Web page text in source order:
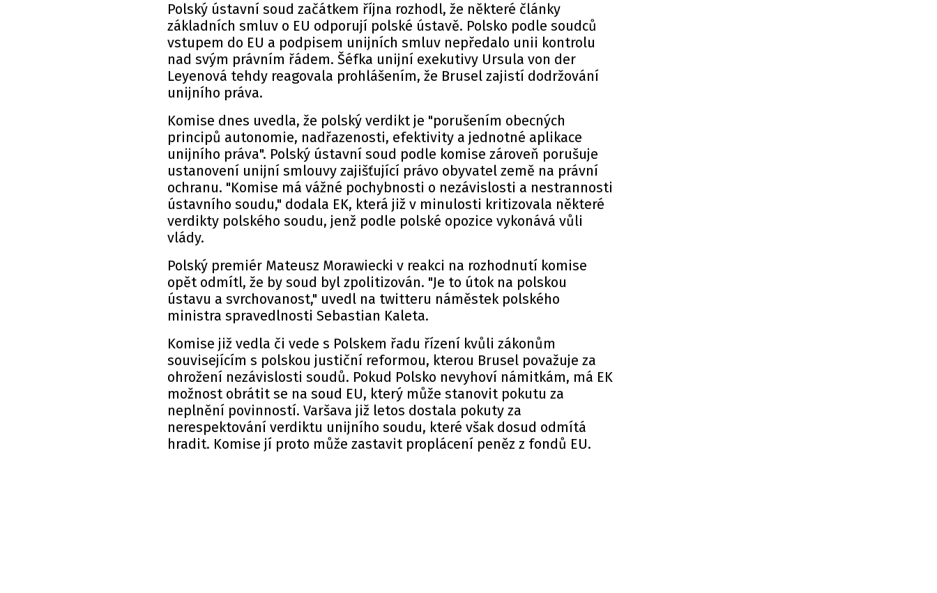
Polský ústavní soud začátkem října rozhodl, že některé články
základních smluv o EU odporují polské ústavě. Polsko podle soudců
vstupem do EU a podpisem unijních smluv nepředalo unii kontrolu
nad svým právním řádem. Šéfka unijní exekutivy Ursula von der
Leyenová tehdy reagovala prohlášením, že Brusel zajistí dodržování
unijního práva.
Komise dnes uvedla, že polský verdikt je "porušením obecných
principů autonomie, nadřazenosti, efektivity a jednotné aplikace
unijního práva". Polský ústavní soud podle komise zároveň porušuje
ustanovení unijní smlouvy zajišťující právo obyvatel země na právní
ochranu. "Komise má vážné pochybnosti o nezávislosti a nestrannosti
ústavního soudu," dodala EK, která již v minulosti kritizovala některé
verdikty polského soudu, jenž podle polské opozice vykonává vůli
vlády.
Polský premiér Mateusz Morawiecki v reakci na rozhodnutí komise
opět odmítl, že by soud byl zpolitizován. "Je to útok na polskou
ústavu a svrchovanost," uvedl na twitteru náměstek polského
ministra spravedlnosti Sebastian Kaleta.
Komise již vedla či vede s Polskem řadu řízení kvůli zákonům
souvisejícím s polskou justiční reformou, kterou Brusel považuje za
ohrožení nezávislosti soudů. Pokud Polsko nevyhoví námitkám, má EK
možnost obrátit se na soud EU, který může stanovit pokutu za
neplnění povinností. Varšava již letos dostala pokuty za
nerespektování verdiktu unijního soudu, které však dosud odmítá
hradit. Komise jí proto může zastavit proplácení peněz z fondů EU.